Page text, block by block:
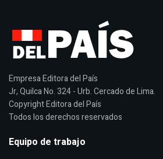
Empresa Editora del País
Jr, Quilca No. 324 - Urb. Cercado de Lima.
Copyright Editora del País
Todos los derechos reservados
Equipo de trabajo